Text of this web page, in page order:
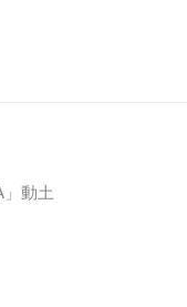
動土